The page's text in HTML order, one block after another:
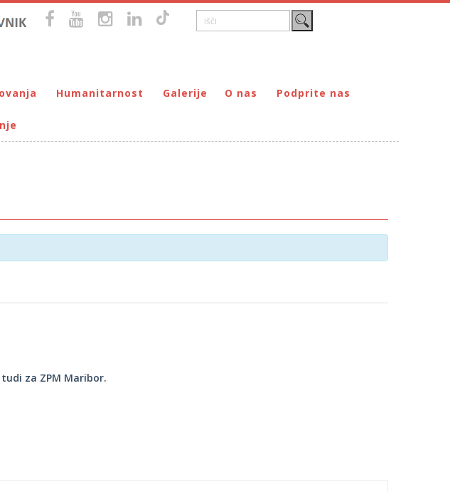
– VIRC Poreč
– DMZ na Pohorju
Humanitarnost
Dohodnina – Društvo prijateljev mladine Maribor
Galerije O nas
Poslanstvo
Partnerji
Podprite nas
DONIRAJ – za pravne osebe
za ZPM Maribor.